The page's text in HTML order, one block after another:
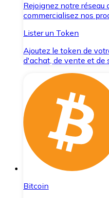
Rejoignez notre réseau
commercialisez nos
Lister un Token
Ajoutez le token de
d'achat, de vente et de
Bitcoin